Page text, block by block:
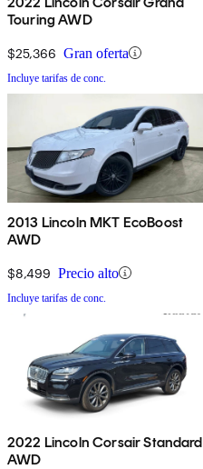
Touring AWD
$25,366 Gran oferta
Incluye tarifas de conc.
2013 Lincoln MKT EcoBoost
AWD
$8,499 Precio alto
Incluye tarifas de conc.
2022 Lincoln Corsair Standard
AWD